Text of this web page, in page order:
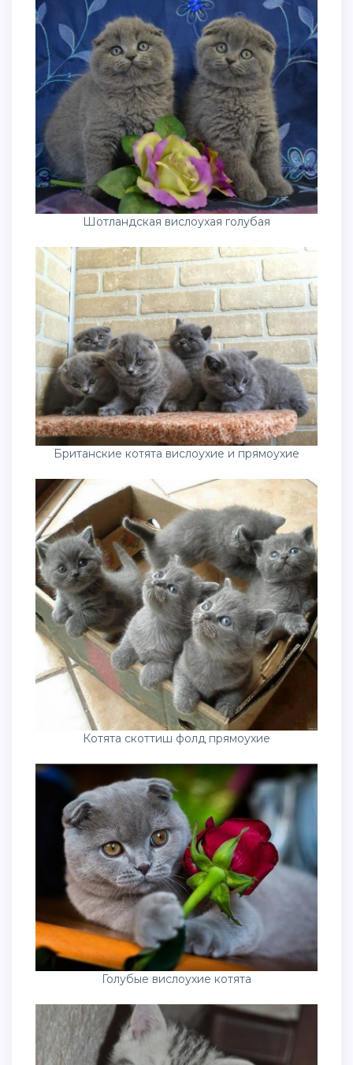
Шотландская вислоухая голубая
Британские котята вислоухие и прямоухие
Котята скоттиш фолд прямоухие
Голубые вислоухие котята